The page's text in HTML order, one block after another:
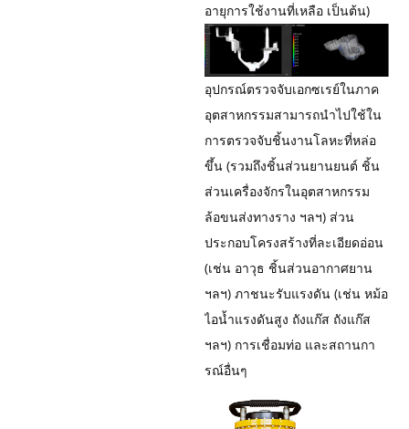
อายุการใช้งานที่เหลือ เป็นต้น)
อุปกรณ์ตรวจจับเอกซเรย์ในภาค
อุตสาหกรรมสามารถนำไปใช้ใน
การตรวจจับชิ้นงานโลหะที่หล่อ
ขึ้น (รวมถึงชิ้นส่วนยานยนต์ ชิ้น
ส่วนเครื่องจักรในอุตสาหกรรม
ล้อขนส่งทางราง ฯลฯ) ส่วน
ประกอบโครงสร้างที่ละเอียดอ่อน
(เช่น อาวุธ ชิ้นส่วนอากาศยาน
ฯลฯ) ภาชนะรับแรงดัน (เช่น หม้อ
ไอน้ำแรงดันสูง ถังแก๊ส ถังแก๊ส
ฯลฯ) การเชื่อมท่อ และสถานกา
รณ์อื่นๆ